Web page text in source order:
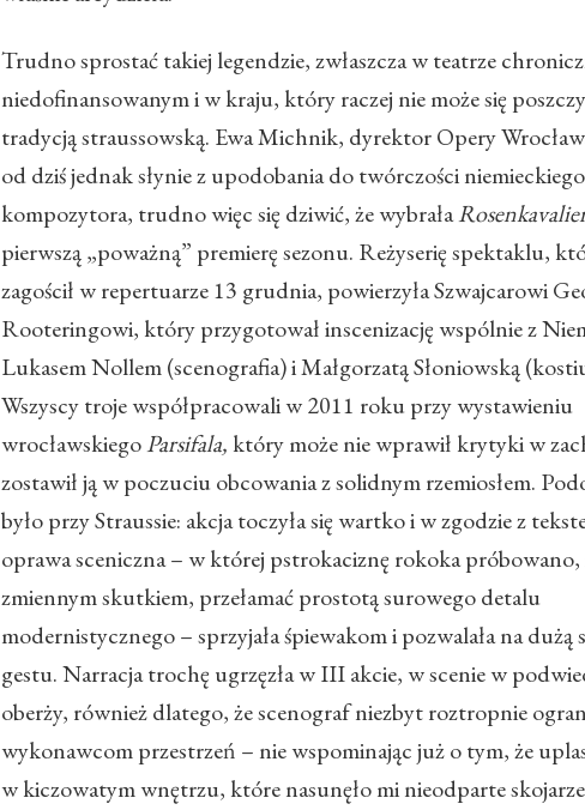
Trudno sprostać takiej legendzie, zwłaszcza w teatrze
niedofinansowanym i w kraju, który raczej nie może się
tradycją straussowską. Ewa Michnik, dyrektor Opery
od dziś jednak słynie z upodobania do twórczości niemieckiego
kompozytora, trudno więc się dziwić, że wybrała
pierwszą „poważną” premierę sezonu. Reżyserię spektaklu,
zagościł w repertuarze 13 grudnia, powierzyła Szwajcarowi
Rooteringowi, który przygotował inscenizację wspólnie z
Lukasem Nollem (scenografia) i Małgorzatą Słoniowską
Wszyscy troje współpracowali w 2011 roku przy wystawieniu
wrocławskiegoParsifala, który może nie wprawił krytyki w
zostawił ją w poczuciu obcowania z solidnym rzemiosłem.
było przy Straussie: akcja toczyła się wartko i w zgodzie z
oprawa sceniczna – w której pstrokaciznę rokoka próbowano,
zmiennym skutkiem, przełamać prostotą surowego detalu
modernistycznego – sprzyjała śpiewakom i pozwalała na dużą
gestu. Narracja trochę ugrzęzła w III akcie, w scenie w
oberży, również dlatego, że scenograf niezbyt roztropnie
wykonawcom przestrzeń – nie wspominając już o tym, że
w kiczowatym wnętrzu, które nasunęło mi nieodparte